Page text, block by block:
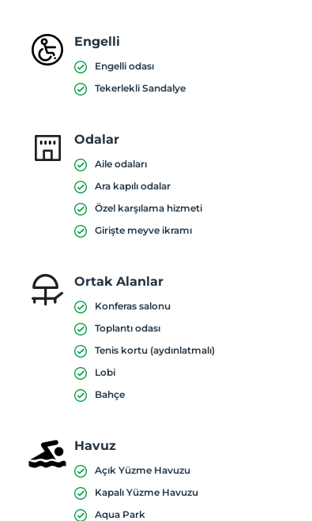
Engelli
Engelli odası
Tekerlekli Sandalye
Odalar
Aile odaları
Ara kapılı odalar
Özel karşılama hizmeti
Girişte meyve ikramı
Ortak Alanlar
Konferas salonu
Toplantı odası
Tenis kortu (aydınlatmalı)
Lobi
Bahçe
Havuz
Açık Yüzme Havuzu
Kapalı Yüzme Havuzu
Aqua Park